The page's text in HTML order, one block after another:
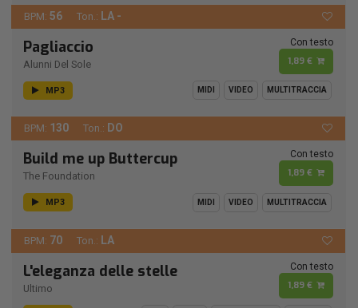
BPM: 56 Ton.: LA -
Pagliaccio
Alunni Del Sole
Con testo
1,89 €
MP3 MIDI VIDEO MULTITRACCIA
BPM: 130 Ton.: DO
Build me up Buttercup
The Foundation
Con testo
1,89 €
MP3 MIDI VIDEO MULTITRACCIA
BPM: 70 Ton.: LA
L'eleganza delle stelle
Ultimo
Con testo
1,89 €